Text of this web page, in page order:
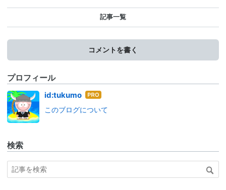
記事一覧
コメントを書く
プロフィール
id:tukumo はて
ログ
このブログについて
検索